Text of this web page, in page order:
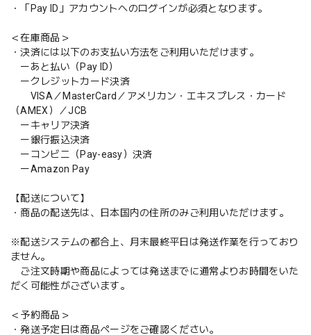
・「Pay ID」アカウントへのログインが必須となります。
＜在庫商品＞
・決済には以下のお支払い方法をご利用いただけます。
ーあと払い（Pay ID）
ークレジットカード決済
VISA／MasterCard／アメリカン・エキスプレス・カード
（AMEX）／JCB
ーキャリア決済
ー銀行振込決済
ーコンビニ（Pay-easy）決済
ーAmazon Pay
【配送について】
・商品の配送先は、日本国内の住所のみご利用いただけます。
※配送システムの都合上、月末最終平日は発送作業を行っており
ません。
ご注文時期や商品によっては発送までに通常よりお時間をいた
だく可能性がございます。
＜予約商品＞
・発送予定日は商品ページをご確認ください。